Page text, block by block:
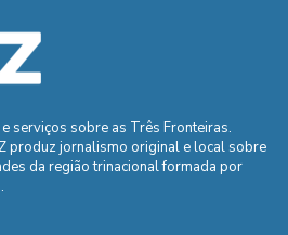
serviços sobre as Três Fronteiras.
produz jornalismo original e local sobre
da região trinacional formada por